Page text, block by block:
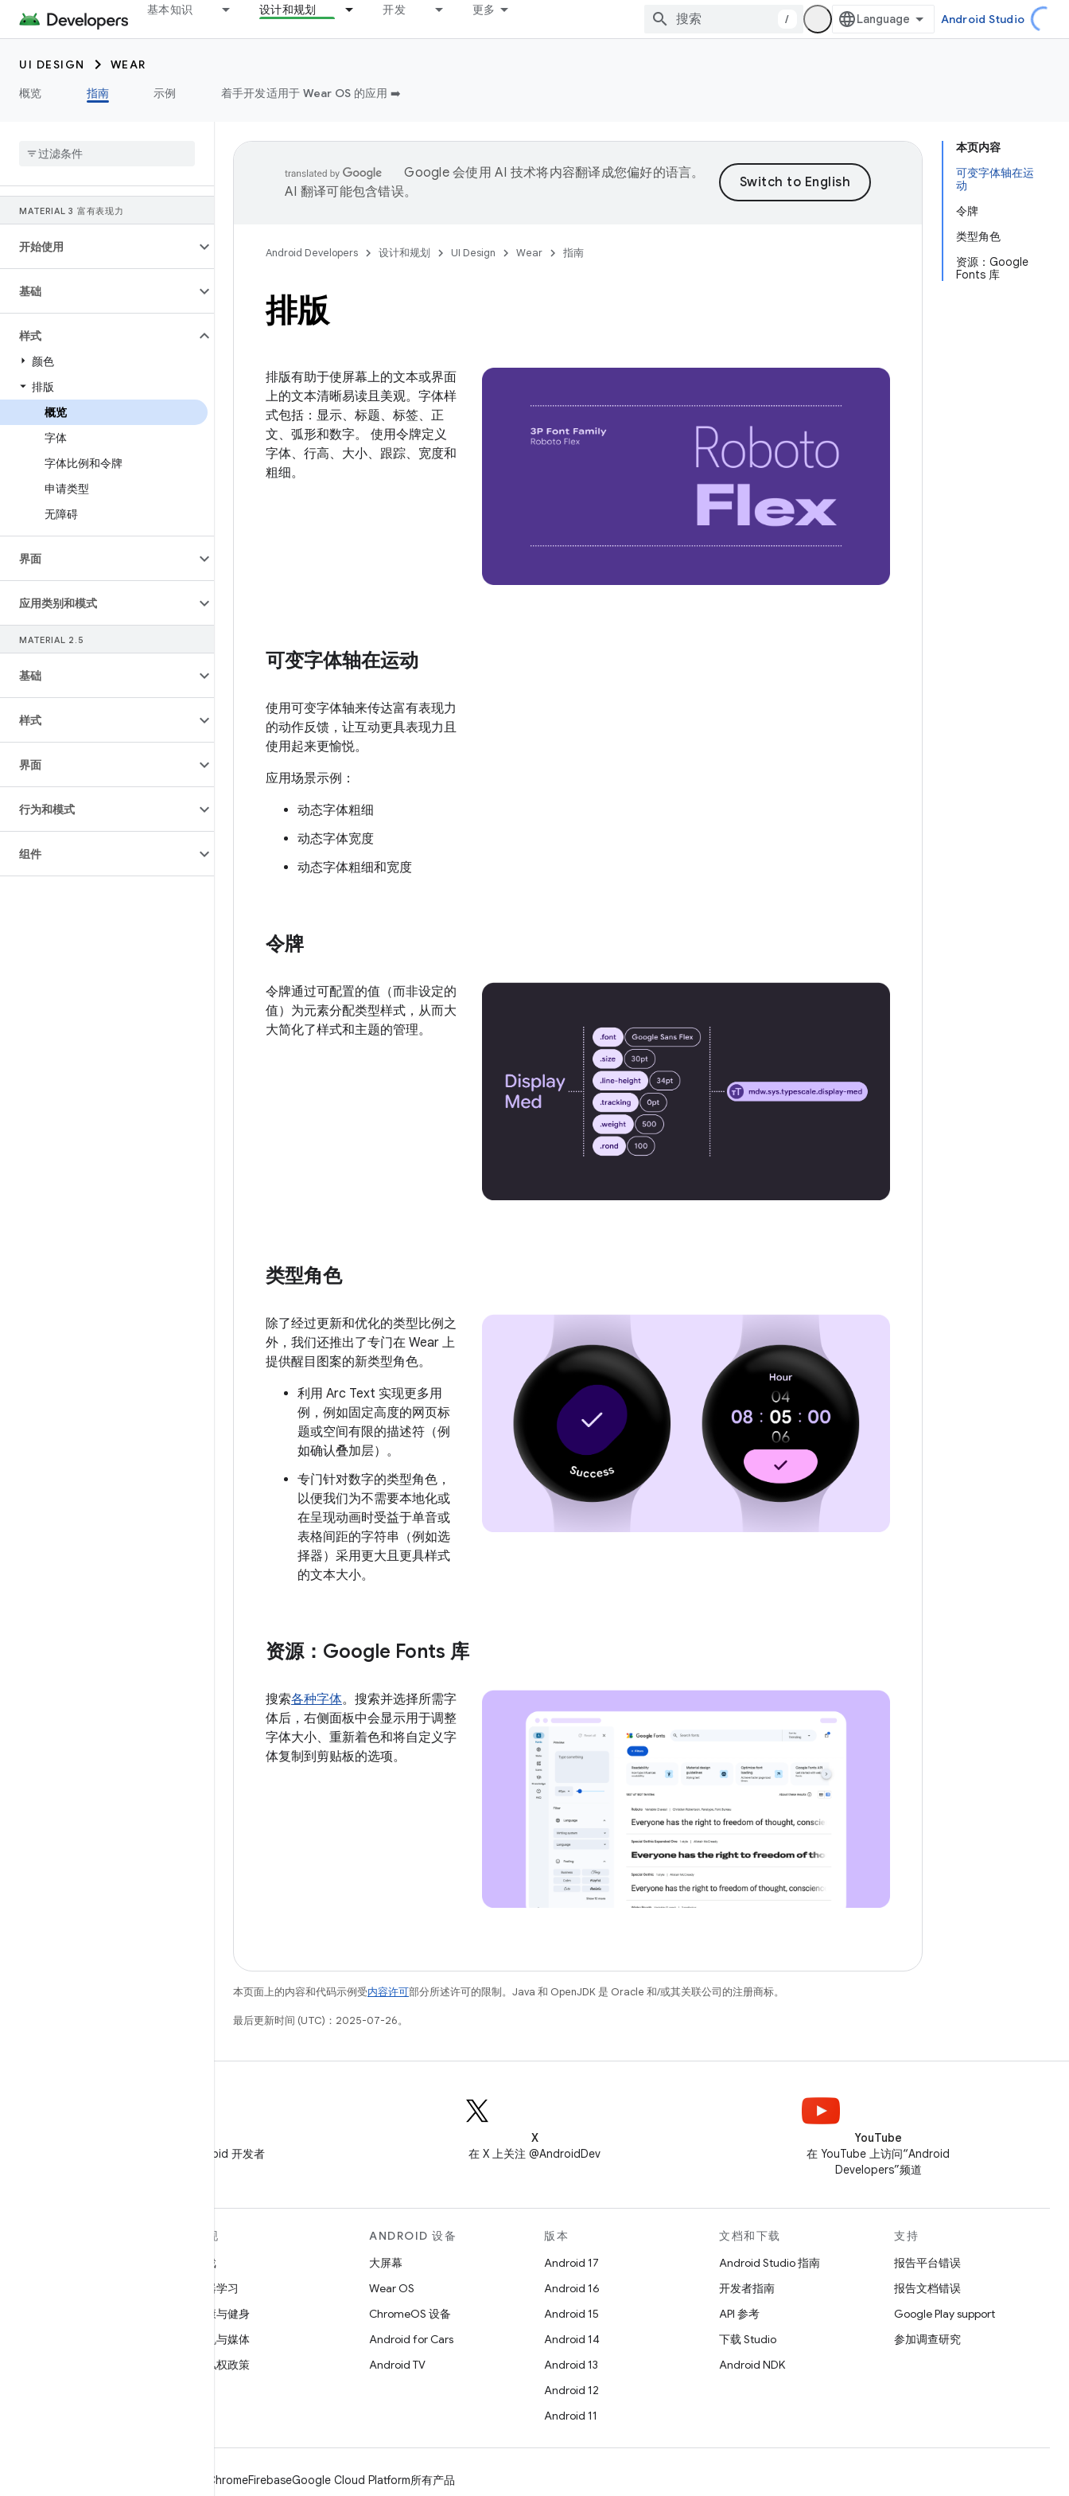
基本知识 设计和规划 开发 更多
/ Android Studio
UI DESIGN
WEAR
概览
指南 示例 着手开发适用于 Wear OS 的应用 ➡️
MATERIAL 3 富有表现力
开始使用
基础
样式
颜色
排版
概览
字体
字体比例和令牌
申请类型
无障碍
界面
应用类别和模式
MATERIAL 2 . 5
基础
样式
界面
行为和模式
组件
本页内容
可变字体轴在运
动
令牌
类型角色
资源：Google
Fonts 库
Google 会使用 AI 技术将内容翻译成您偏好的语言。
AI 翻译可能包含错误。
Android Developers 设计和规划 UI Design Wear 指南
排版
排版有助于使屏幕上的文本或界面
上的文本清晰易读且美观。字体样
式包括：显示、标题、标签、正
文、弧形和数字。 使用令牌定义
字体、行高、大小、跟踪、宽度和
粗细。
可变字体轴在运动
使用可变字体轴来传达富有表现力
的动作反馈，让互动更具表现力且
使用起来更愉悦。
应用场景示例：
动态字体粗细
动态字体宽度
动态字体粗细和宽度
令牌
令牌通过可配置的值（而非设定的
值）为元素分配类型样式，从而大
大简化了样式和主题的管理。
类型角色
除了经过更新和优化的类型比例之
外，我们还推出了专门在 Wear 上
提供醒目图案的新类型角色。
利用 Arc Text 实现更多用
例，例如固定高度的网页标
题或空间有限的描述符（例
如确认叠加层）。
专门针对数字的类型角色，
以便我们为不需要本地化或
在呈现动画时受益于单音或
表格间距的字符串（例如选
择器）采用更大且更具样式
的文本大小。
资源：Google Fonts 库
搜索各种字体。搜索并选择所需字
体后，右侧面板中会显示用于调整
字体大小、重新着色和将自定义字
体复制到剪贴板的选项。
本页面上的内容和代码示例受内容许可部分所述许可的限制。Java 和 OpenJDK 是 Oracle 和/或其关联公司的注册商标。
最后更新时间 (UTC)：2025-07-26。
在微信中关注 Android 开发者
X
在 X 上关注 @AndroidDev
YouTube
在 YouTube 上访问“Android
Developers”频道
发现
游戏
机器学习
健康与健身
相机与媒体
隐私权政策
ANDROID 设备
大屏幕
Wear OS
ChromeOS 设备
Android for Cars
Android TV
版本
Android 17
Android 16
Android 15
Android 14
Android 13
Android 12
Android 11
文档和下载
Android Studio 指南
开发者指南
API 参考
下载 Studio
Android NDK
支持
报告平台错误
报告文档错误
Google Play support
参加调查研究
ChromeFirebaseGoogle Cloud Platform所有产品